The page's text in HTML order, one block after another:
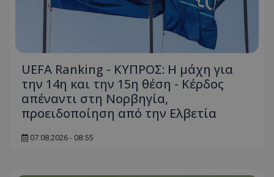
UEFA Ranking - ΚΥΠΡΟΣ: Η μάχη για
την 14η και την 15η θέση - Κέρδος
απέναντι στη Νορβηγία,
προειδοποίηση από την Ελβετία
07.08.2026 - 08:55